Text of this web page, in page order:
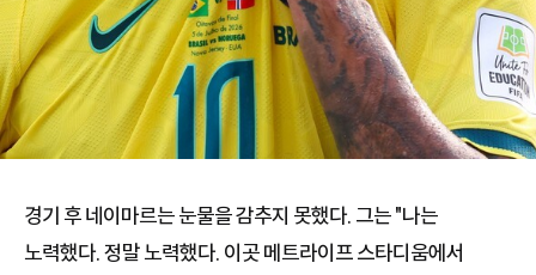
경기 후 네이마르는 눈물을 감추지 못했다. 그는 "나는
노력했다. 정말 노력했다. 이곳 메트라이프 스타디움에서